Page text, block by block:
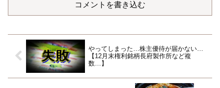
コメントを書き込む
やってしまった…株主優待が届かない…
【12月末権利銘柄長府製作所など複
数…】